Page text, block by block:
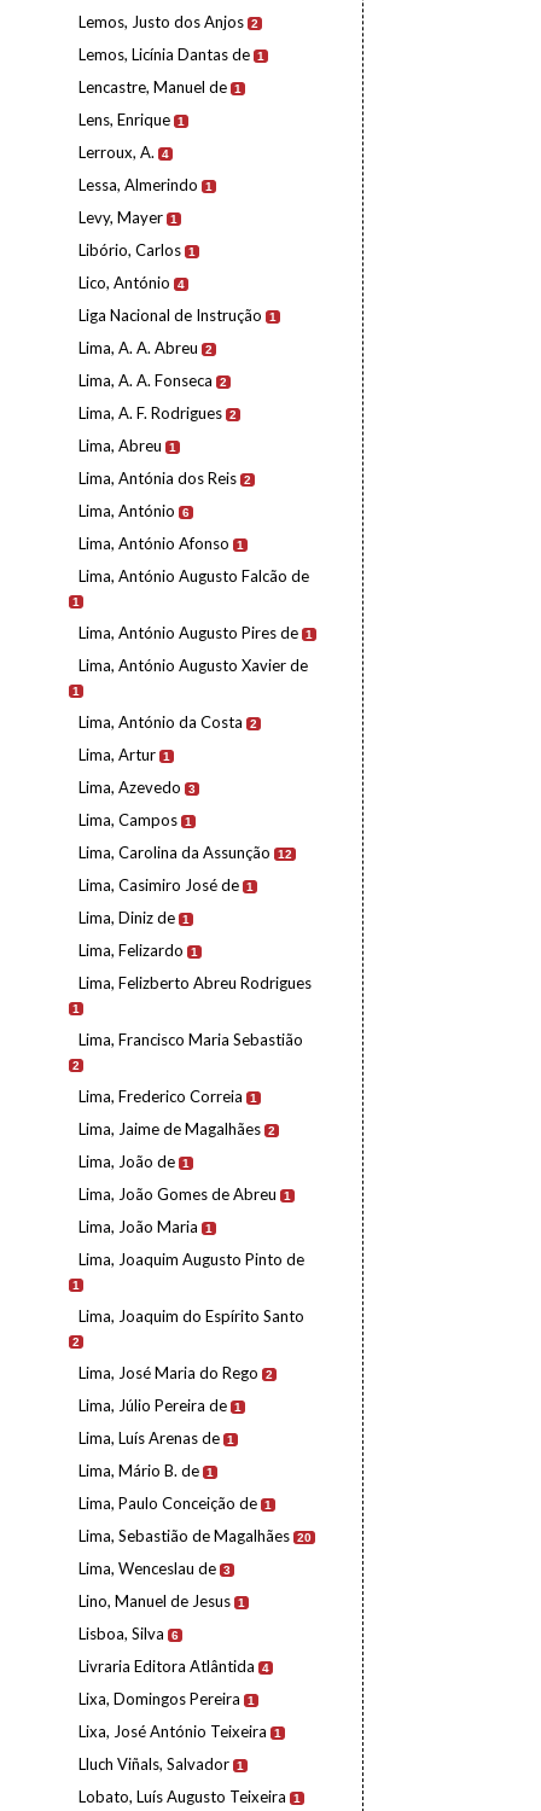
Lemos, Justo dos Anjos 2
Lemos, Licínia Dantas de 1
Lencastre, Manuel de 1
Lens, Enrique 1
Lerroux, A. 4
Lessa, Almerindo 1
Levy, Mayer 1
Libório, Carlos 1
Lico, António 4
Liga Nacional de Instrução 1
Lima, A. A. Abreu 2
Lima, A. A. Fonseca 2
Lima, A. F. Rodrigues 2
Lima, Abreu 1
Lima, Antónia dos Reis 2
Lima, António 6
Lima, António Afonso 1
Lima, António Augusto Falcão de
1
Lima, António Augusto Pires de 1
Lima, António Augusto Xavier de
1
Lima, António da Costa 2
Lima, Artur 1
Lima, Azevedo 3
Lima, Campos 1
Lima, Carolina da Assunção 12
Lima, Casimiro José de 1
Lima, Diniz de 1
Lima, Felizardo 1
Lima, Felizberto Abreu Rodrigues
1
Lima, Francisco Maria Sebastião
2
Lima, Frederico Correia 1
Lima, Jaime de Magalhães 2
Lima, João de 1
Lima, João Gomes de Abreu 1
Lima, João Maria 1
Lima, Joaquim Augusto Pinto de
1
Lima, Joaquim do Espírito Santo
2
Lima, José Maria do Rego 2
Lima, Júlio Pereira de 1
Lima, Luís Arenas de 1
Lima, Mário B. de 1
Lima, Paulo Conceição de 1
Lima, Sebastião de Magalhães 20
Lima, Wenceslau de 3
Lino, Manuel de Jesus 1
Lisboa, Silva 6
Livraria Editora Atlântida 4
Lixa, Domingos Pereira 1
Lixa, José António Teixeira 1
Lluch Viñals, Salvador 1
Lobato, Luís Augusto Teixeira 1